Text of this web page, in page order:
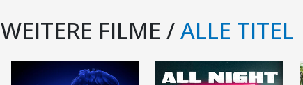
WEITERE FILME /ALLE TITEL